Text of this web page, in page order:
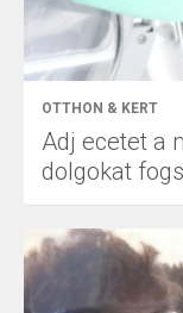
OTTHON & KERT
Adj ecetet a
dolgokat